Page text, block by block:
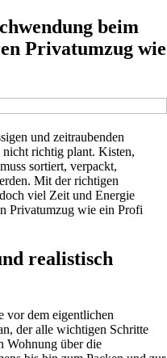
beim
Privatumzug wie
und zeitraubenden
richtig plant. Kisten,
sortiert, verpackt,
Mit der richtigen
viel Zeit und Energie
Privatumzug wie ein Profi
realistisch
vor dem eigentlichen
der alle wichtigen Schritte
Wohnung über die